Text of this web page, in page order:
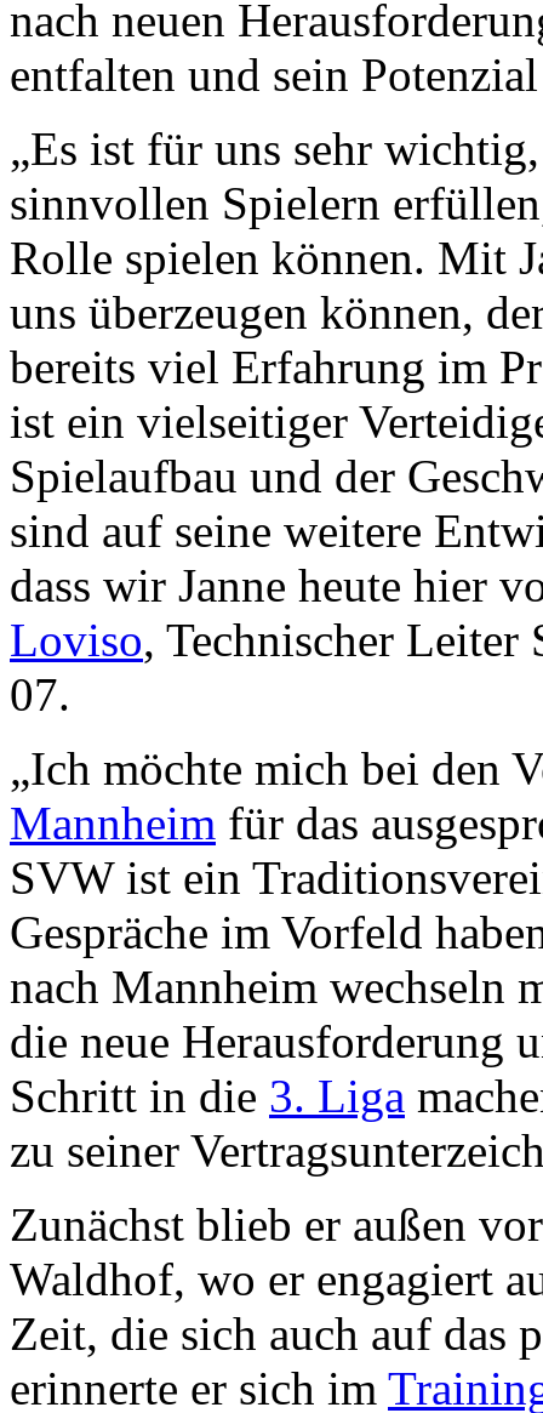
nach neuen
entfalten und sein
„Es ist für uns sehr
sinnvollen Spielern
Rolle spielen können. Mit
uns überzeugen können,
bereits viel Erfahrung im
ist ein vielseitiger
Spielaufbau und der
sind auf seine weitere
dass wir Janne heute hier
Loviso, Technischer
07.
„Ich möchte mich bei den
Mannheim für das
SVW ist ein
Gespräche im Vorfeld
nach Mannheim wechseln
die neue Herausforderung
Schritt in die 3. Liga
zu seiner
Zunächst blieb er außen
Waldhof, wo er engagiert
Zeit, die sich auch auf das
erinnerte er sich im